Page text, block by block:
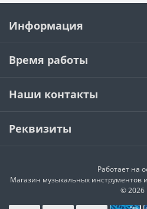
Информация
Время работы
Наши контакты
Реквизиты
Работает на
Магазин музыкальных инструментов
© 2026